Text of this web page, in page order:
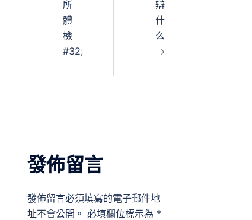
所
體
檢
#32;
辯
什
么
發佈留言
發佈留言必須填寫的電子郵件地
址不會公開。 必填欄位標示為 *